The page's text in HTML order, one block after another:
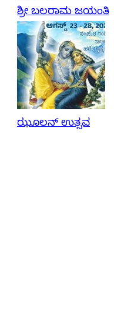
ಶ್ರೀ ಬಲರಾಮ ಜಯಂತಿ
ಝೂಲನ್‌ ಉತ್ಸವ